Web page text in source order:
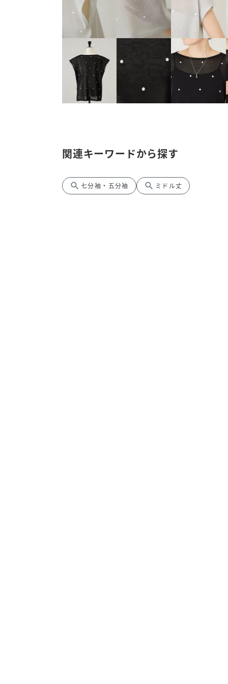
関連キーワードから探す
search 七分袖・五分袖 search ミドル丈